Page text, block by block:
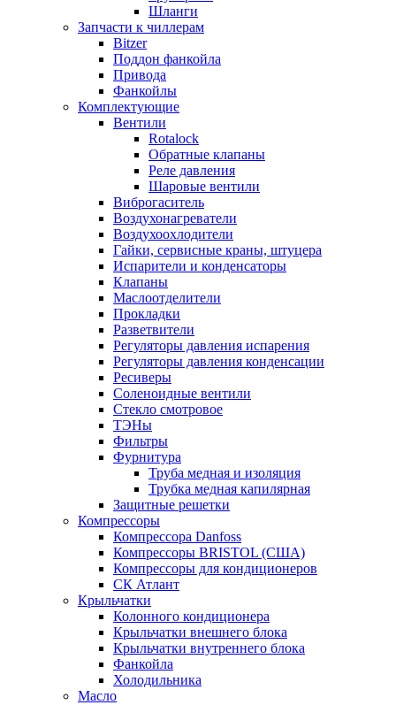
Шланги
Запчасти к чиллерам
Bitzer
Поддон фанкойла
Привода
Фанкойлы
Комплектующие
Вентили
Rotalock
Обратные клапаны
Реле давления
Шаровые вентили
Виброгаситель
Воздухонагреватели
Воздухоохлодители
Гайки, сервисные краны, штуцера
Испарители и конденсаторы
Клапаны
Маслоотделители
Прокладки
Разветвители
Регуляторы давления испарения
Регуляторы давления конденсации
Ресиверы
Соленоидные вентили
Стекло смотровое
ТЭНы
Фильтры
Фурнитура
Труба медная и изоляция
Трубка медная капилярная
Защитные решетки
Компрессоры
Компрессора Danfoss
Компрессоры BRISTOL (США)
Компрессоры для кондиционеров
СК Атлант
Крыльчатки
Колонного кондиционера
Крыльчатки внешнего блока
Крыльчатки внутреннего блока
Фанкойла
Холодильника
Масло